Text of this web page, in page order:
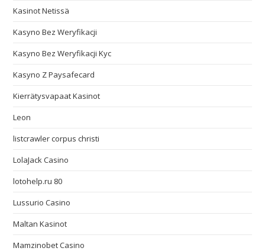
Kasinot Netissä
Kasyno Bez Weryfikacji
Kasyno Bez Weryfikacji Kyc
Kasyno Z Paysafecard
Kierrätysvapaat Kasinot
Leon
listcrawler corpus christi
LolaJack Casino
lotohelp.ru 80
Lussurio Casino
Maltan Kasinot
Mamzinobet Casino